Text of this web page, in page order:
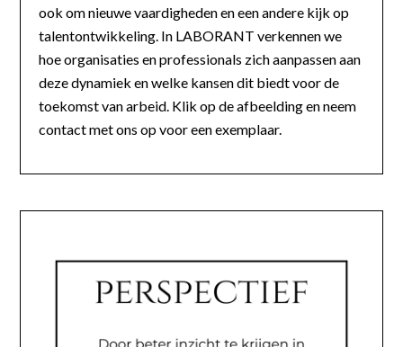
ook om nieuwe vaardigheden en een andere kijk op
talentontwikkeling. In LABORANT verkennen we
hoe organisaties en professionals zich aanpassen aan
deze dynamiek en welke kansen dit biedt voor de
toekomst van arbeid. Klik op de afbeelding en neem
contact met ons op voor een exemplaar.